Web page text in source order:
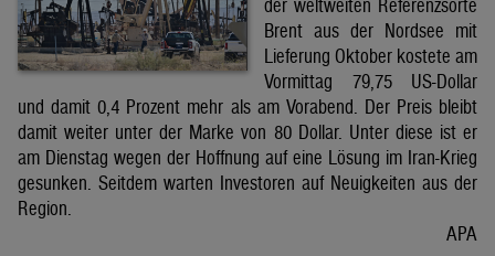
der weltweiten Referenzsorte
Brent aus der Nordsee mit
Lieferung Oktober kostete am
Vormittag 79,75 US-Dollar
und damit 0,4 Prozent mehr als am Vorabend. Der Preis bleibt
damit weiter unter der Marke von 80 Dollar. Unter diese ist er
am Dienstag wegen der Hoffnung auf eine Lösung im Iran-Krieg
gesunken. Seitdem warten Investoren auf Neuigkeiten aus der
Region.
APA